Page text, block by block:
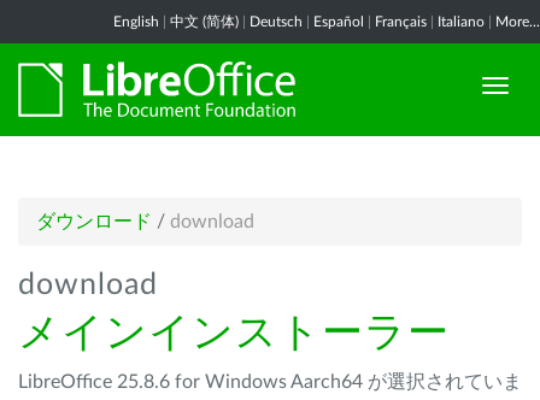
English 中文 (简体) Deutsch Español Français Italiano More...
ダウンロード / download
download
メインインストーラー
LibreOffice 25.8.6 for Windows Aarch64 が選択されていま